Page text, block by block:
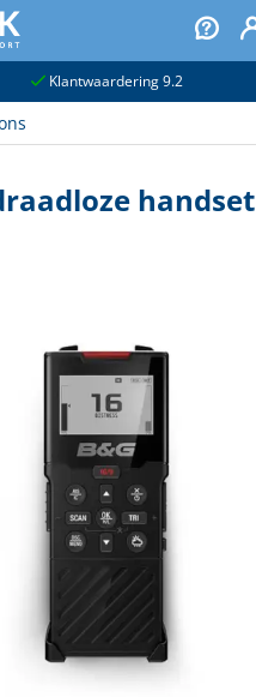
Klantwaardering 9.2
handset